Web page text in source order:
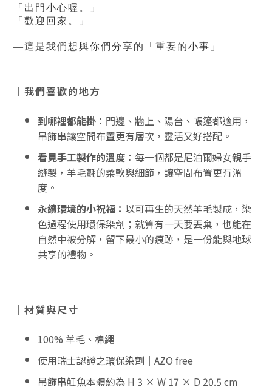
「出門小心喔。」
「歡迎回家。
」
—這是我們想與你們分享的「重要的小事」
｜我們喜歡的地方｜
到哪裡都能掛 ： 門邊、牆上、陽台、帳篷都適用，
吊飾串讓空間布置更有層次，靈活又好搭配。
看見手工製作的溫度 ： 每一個都是尼泊爾婦女親手
縫製，羊毛氈的柔軟與細節，讓空間布置更有溫
度。
永續環境的小祝福： 以可再生的天然羊毛製成，染
色過程使用環保染劑；就算有一天要丟棄，也能在
自然中被分解，留下最小的痕跡，是一份能與地球
共享的禮物。
｜材質與尺寸｜
100% 羊毛、棉繩
使用瑞士認證之環保染劑｜AZO free
吊飾串魟魚本體約為 H 3 × W 17 × D 20.5 cm